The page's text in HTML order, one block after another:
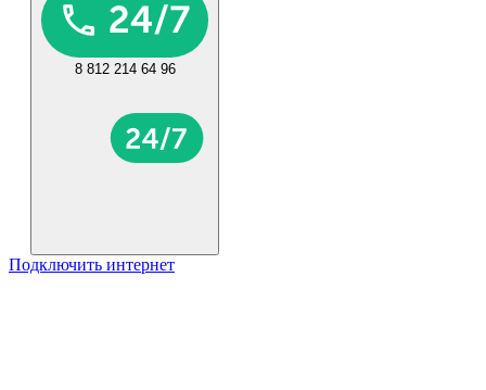
8 812 214 64 96
Подключить интернет